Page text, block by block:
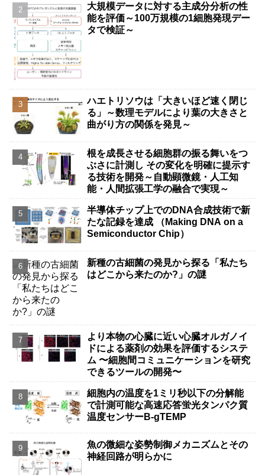
大規模データに対する主成分分析の性
能を評価～100万規模の1細胞発現デー
タで検証～
ハエトリソウは「大きいほど速く閉じ
る」～数理モデルにより葉の大きさと
曲がり方の関係を発見～
根を成長させる細胞群の振る舞いをつ
ぶさに計測し その変化を明確に提示す
る技術を開発～自動顕微鏡・人工知
能・人間拡張工学の融合で実現～
半導体チップ上でのDNA合成技術で新
たな記録を達成 （Making DNA on a
Semiconductor Chip）
新種の古細菌の発見から探る「私たち
はどこから来たのか?」の謎
より本物の心臓に近い心臓オルガノイ
ドによる薬剤の効果を評価するシステ
ム 〜細胞間コミュニケーションを研究
できるツールの開発〜
細胞内の温度を1ミリ秒以下の分解能
で計測可能な高速応答蛍光タンパク質
温度センサーB-gTEMP
魚の微細な姿勢制御メカニズムとその
神経回路が明らかに